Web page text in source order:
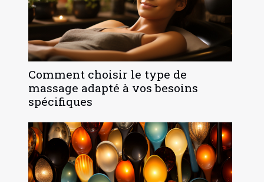
Comment choisir le type de
massage adapté à vos besoins
spécifiques